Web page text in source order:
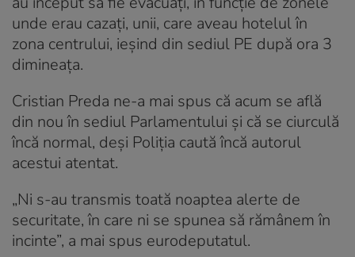
unde erau cazaţi, unii, care aveau hotelul în
zona centrului, ieşind din sediul PE după ora 3
dimineaţa.
Cristian Preda ne-a mai spus că acum se află
din nou în sediul Parlamentului şi că se ciurculă
încă normal, deşi Poliţia caută încă autorul
acestui atentat.
„Ni s-au transmis toată noaptea alerte de
securitate, în care ni se spunea să rămânem în
incinte”, a mai spus eurodeputatul.